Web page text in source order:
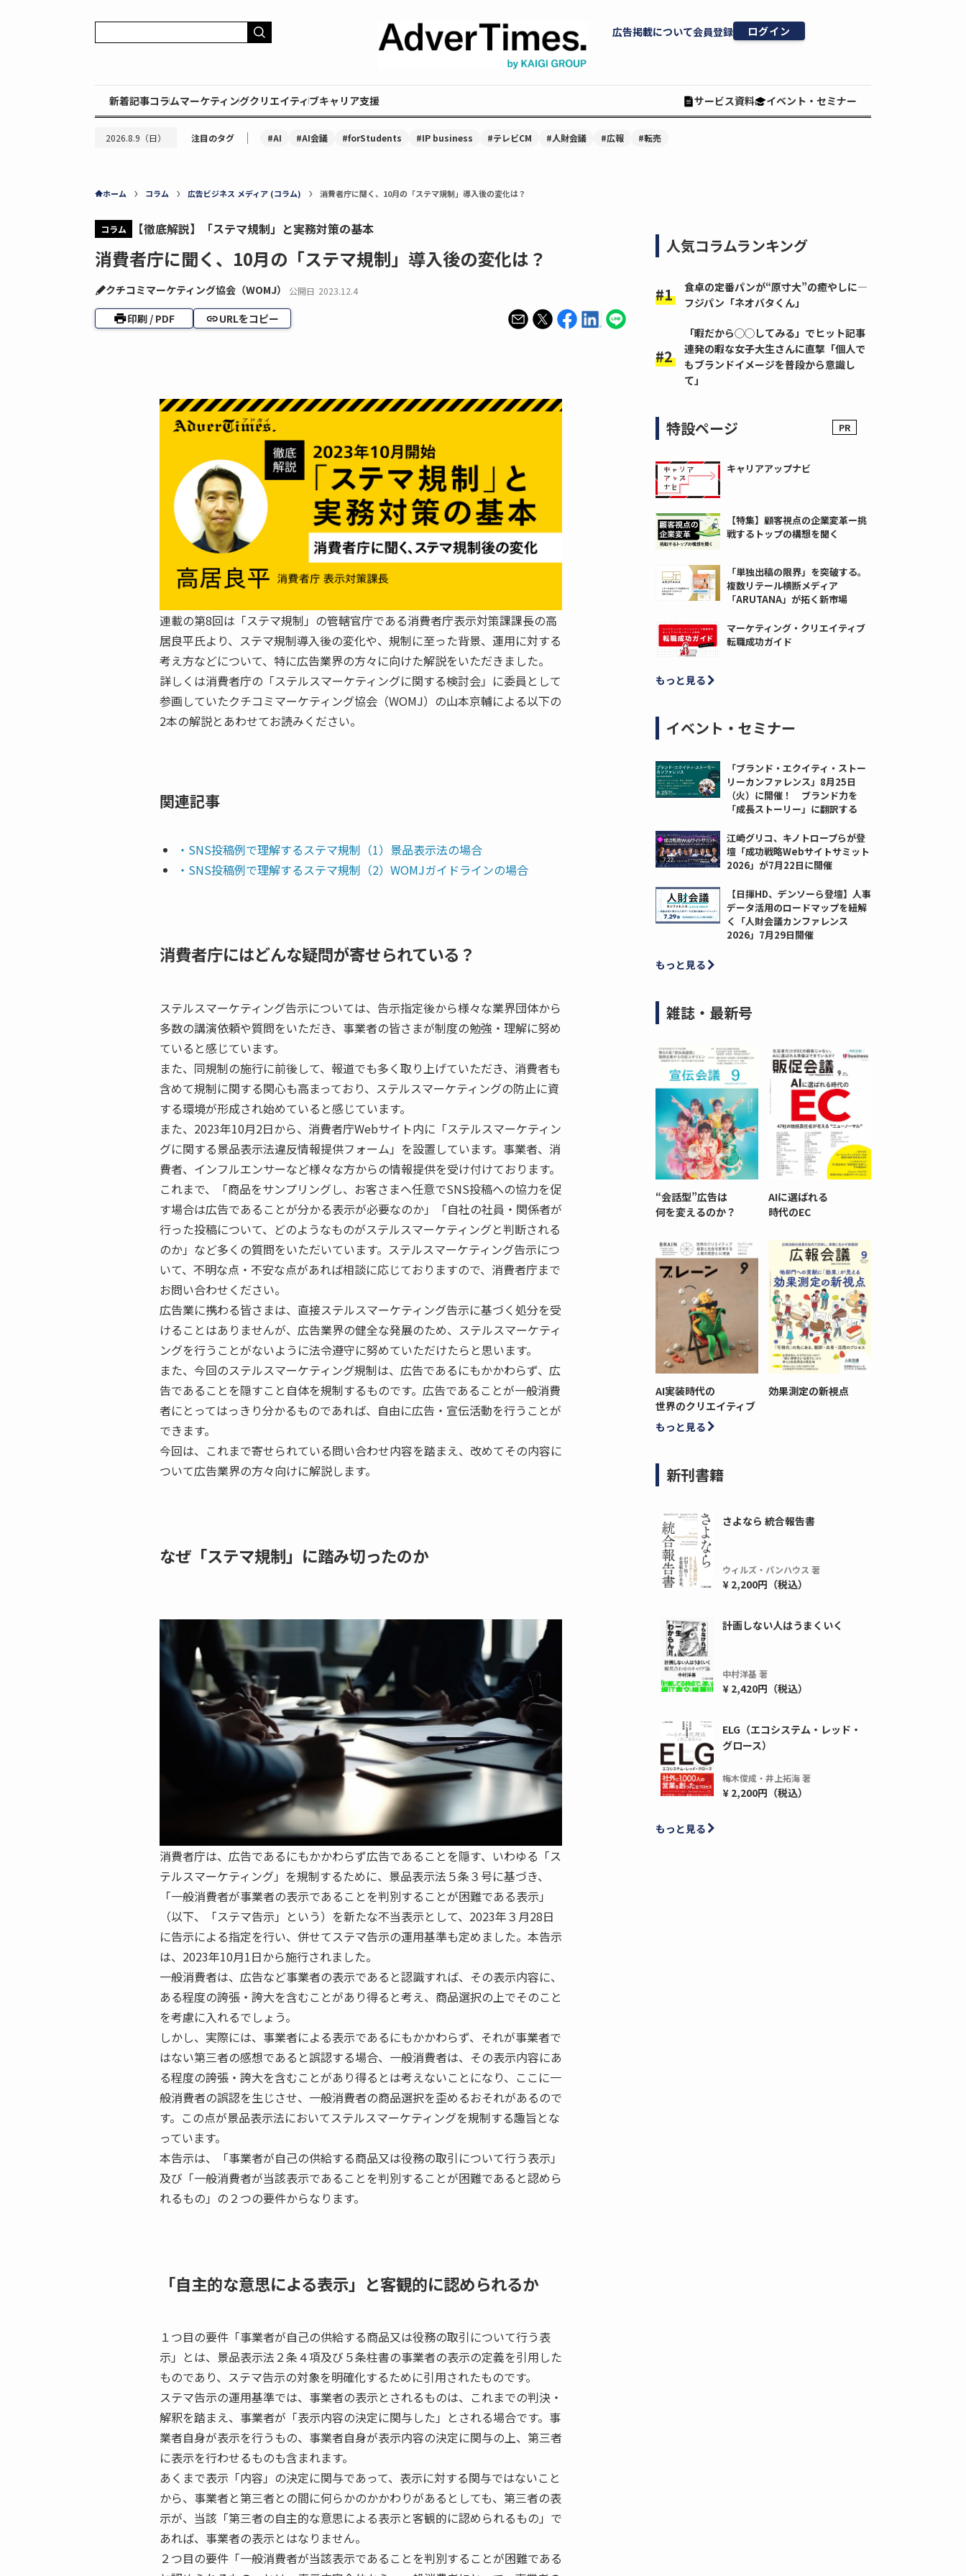
広告掲載について会員登録 ログイン
新着記事コラムマーケティングクリエイティブキャリア支援 サービス資料 イベント・セミナー
2026.8.9（日） 注目のタグ ｜ #AI #AI会議 #forStudents #IP business #テレビCM #人財会議 #広報 #転売
ホーム コラム 広告ビジネス メディア (コラム) 消費者庁に聞く、10月の「ステマ規制」導入後の変化は？
コラム 【徹底解説】「ステマ規制」と実務対策の基本
消費者庁に聞く、10月の「ステマ規制」導入後の変化は？
クチコミマーケティング協会（WOMJ） 公開日 2023.12.4
印刷 / PDF URLをコピー
連載の第8回は「ステマ規制」の管轄官庁である消費者庁表示対策課課長の高
居良平氏より、ステマ規制導入後の変化や、規制に至った背景、運用に対する
考え方などについて、特に広告業界の方々に向けた解説をいただきました。
詳しくは消費者庁の「ステルスマーケティングに関する検討会」に委員として
参画していたクチコミマーケティング協会（WOMJ）の山本京輔による以下の
2本の解説とあわせてお読みください。
関連記事
・SNS投稿例で理解するステマ規制（1）景品表示法の場合
・SNS投稿例で理解するステマ規制（2）WOMJガイドラインの場合
消費者庁にはどんな疑問が寄せられている？
ステルスマーケティング告示については、告示指定後から様々な業界団体から
多数の講演依頼や質問をいただき、事業者の皆さまが制度の勉強・理解に努め
ていると感じています。
また、同規制の施行に前後して、報道でも多く取り上げていただき、消費者も
含めて規制に関する関心も高まっており、ステルスマーケティングの防止に資
する環境が形成され始めていると感じています。
また、2023年10月2日から、消費者庁Webサイト内に「ステルスマーケティン
グに関する景品表示法違反情報提供フォーム」を設置しています。事業者、消
費者、インフルエンサーなど様々な方からの情報提供を受け付けております。
これまで、「商品をサンプリングし、お客さまへ任意でSNS投稿への協力を促
す場合は広告であることが分かる表示が必要なのか」「自社の社員・関係者が
行った投稿について、どのようなものがステルスマーケティングと判断される
のか」など多くの質問をいただいています。ステルスマーケティング告示につ
いて、不明な点・不安な点があれば相談に応じておりますので、消費者庁まで
お問い合わせください。
広告業に携わる皆さまは、直接ステルスマーケティング告示に基づく処分を受
けることはありませんが、広告業界の健全な発展のため、ステルスマーケティ
ングを行うことがないように法令遵守に努めていただけたらと思います。
また、今回のステルスマーケティング規制は、広告であるにもかかわらず、広
告であることを隠すこと自体を規制するものです。広告であることが一般消費
者にとってはっきり分かるものであれば、自由に広告・宣伝活動を行うことが
できます。
今回は、これまで寄せられている問い合わせ内容を踏まえ、改めてその内容に
ついて広告業界の方々向けに解説します。
なぜ「ステマ規制」に踏み切ったのか
消費者庁は、広告であるにもかかわらず広告であることを隠す、いわゆる「ス
テルスマーケティング」を規制するために、景品表示法５条３号に基づき、
「一般消費者が事業者の表示であることを判別することが困難である表示」
（以下、「ステマ告示」という）を新たな不当表示として、2023年３月28日
に告示による指定を行い、併せてステマ告示の運用基準も定めました。本告示
は、2023年10月1日から施行されました。
一般消費者は、広告など事業者の表示であると認識すれば、その表示内容に、
ある程度の誇張・誇大を含むことがあり得ると考え、商品選択の上でそのこと
を考慮に入れるでしょう。
しかし、実際には、事業者による表示であるにもかかわらず、それが事業者で
はない第三者の感想であると誤認する場合、一般消費者は、その表示内容にあ
る程度の誇張・誇大を含むことがあり得るとは考えないことになり、ここに一
般消費者の誤認を生じさせ、一般消費者の商品選択を歪めるおそれがあるので
す。この点が景品表示法においてステルスマーケティングを規制する趣旨とな
っています。
本告示は、
「事業者が自己の供給する商品又は役務の取引について行う表示」
及び「一般消費者が当該表示であることを判別することが困難であると認めら
れるもの」 の２つの要件からなります。
「自主的な意思による表示」と客観的に認められるか
１つ目の要件 「事業者が自己の供給する商品又は役務の取引について行う表
示」 とは、景品表示法２条４項及び５条柱書の事業者の表示の定義を引用した
ものであり、ステマ告示の対象を明確化するために引用されたものです。
ステマ告示の運用基準では、事業者の表示とされるものは、これまでの判決・
解釈を踏まえ、事業者が「表示内容の決定に関与した」とされる場合です。事
業者自身が表示を行うもの、事業者自身が表示内容の決定に関与の上、第三者
に表示を行わせるものも含まれます。
あくまで表示「内容」の決定に関与であって、表示に対する関与ではないこと
から、事業者と第三者との間に何らかのかかわりがあるとしても、第三者の表
示が、当該「第三者の自主的な意思による表示と客観的に認められるもの」で
あれば、事業者の表示とはなりません。
２つ目の要件 「一般消費者が当該表示であることを判別することが困難である
人気コラムランキング
食卓の定番パンが“原寸大”の癒やしに―
フジパン「ネオバタくん」
「暇だから◯◯してみる」でヒット記事
連発の暇な女子大生さんに直撃「個人で
もブランドイメージを普段から意識し
て」
特設ページ
キャリアアップナビ
【特集】顧客視点の企業変革ー挑
戦するトップの構想を聞く
「単独出稿の限界」を突破する。
複数リテール横断メディア
「ARUTANA」が拓く新市場
マーケティング・クリエイティブ
転職成功ガイド
もっと見る
イベント・セミナー
「ブランド・エクイティ・ストー
リーカンファレンス」8月25日
（火）に開催！ ブランド力を
「成長ストーリー」に翻訳する
江崎グリコ、キノトロープらが登
壇「成功戦略Webサイトサミット
2026」が7月22日に開催
【日揮HD、デンソーら登壇】人事
データ活用のロードマップを紐解
く「人財会議カンファレンス
2026」7月29日開催
もっと見る
雑誌・最新号
“会話型”広告は
何を変えるのか？
AIに選ばれる
時代のEC
AI実装時代の
世界のクリエイティブ
効果測定の新視点
もっと見る
新刊書籍
さよなら 統合報告書
ウィルズ・パンハウス 著
¥ 2,200円（税込）
計画しない人はうまくいく
中村洋基 著
¥ 2,420円（税込）
ELG（エコシステム・レッド・
グロース）
梅木俊成・井上拓海 著
¥ 2,200円（税込）
もっと見る